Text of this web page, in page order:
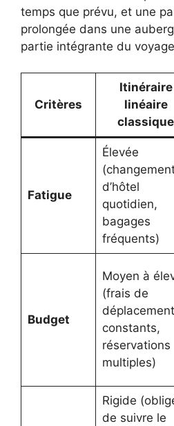
temps que prévu, et une
prolongée dans une
partie intégrante du
Critères
Itinéraire
linéaire
classique
Fatigue
Élevée
d’hôtel
quotidien,
bagages
fréquents)
Budget
Moyen à
(frais de
déplacement
constants,
réservations
multiples)
Rigide
de suivre le